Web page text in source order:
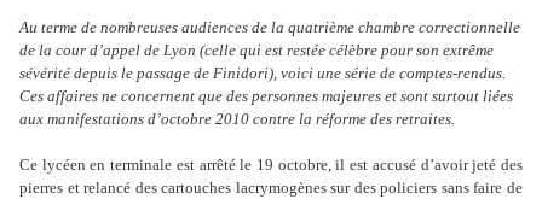
Au terme de nombreuses audiences de la quatrième chambre correctionnelle
de la cour d’appel de Lyon (celle qui est restée célèbre pour son extrême
sévérité depuis le passage de Finidori), voici une série de comptes-rendus.
Ces affaires ne concernent que des personnes majeures et sont surtout liées
aux manifestations d’octobre 2010 contre la réforme des retraites.
Ce lycéen en ter­mi­nale est arrêté le 19 octo­bre, il est accusé d’avoir jeté des
pier­res et relancé des car­tou­ches lacry­mo­gè­nes sur des poli­ciers sans faire de